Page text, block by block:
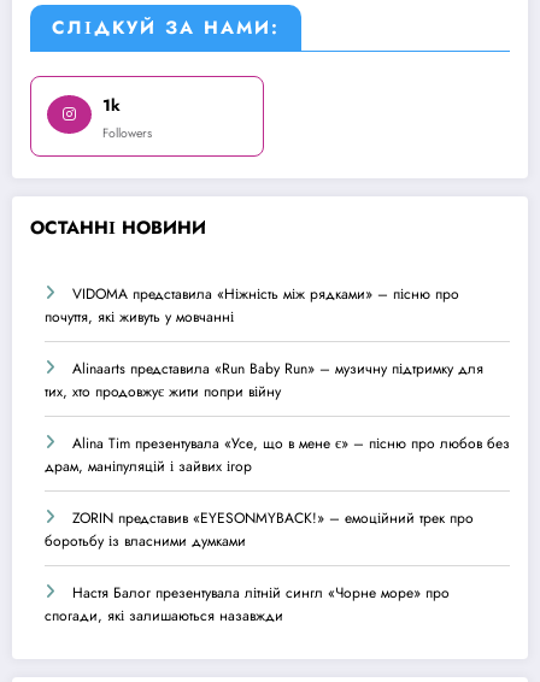
СЛІДКУЙ ЗА НАМИ:
1k
Followers
ОСТАННІ НОВИНИ
VIDOMA представила «Ніжність між рядками» – пісню про
почуття, які живуть у мовчанні
Alinaarts представила «Run Baby Run» – музичну підтримку для
тих, хто продовжує жити попри війну
Alina Tim презентувала «Усе, що в мене є» – пісню про любов без
драм, маніпуляцій і зайвих ігор
ZORIN представив «EYESONMYBACK!» – емоційний трек про
боротьбу із власними думками
Настя Балог презентувала літній сингл «Чорне море» про
спогади, які залишаються назавжди